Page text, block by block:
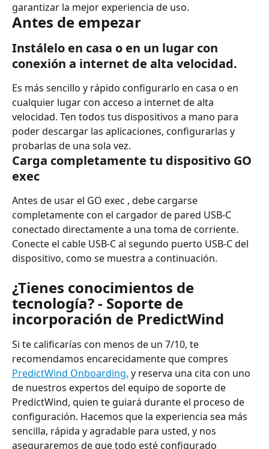
garantizar la mejor experiencia de uso.
Antes de empezar
Instálelo en casa o en un lugar con
conexión a internet de alta velocidad.
Es más sencillo y rápido configurarlo en casa o en
cualquier lugar con acceso a internet de alta
velocidad. Ten todos tus dispositivos a mano para
poder descargar las aplicaciones, configurarlas y
probarlas de una sola vez.
Carga completamente tu dispositivo GO
exec
Antes de usar el GO exec , debe cargarse
completamente con el cargador de pared USB-C
conectado directamente a una toma de corriente.
Conecte el cable USB-C al segundo puerto USB-C del
dispositivo, como se muestra a continuación.
¿Tienes conocimientos de
tecnología? - Soporte de
incorporación de PredictWind
Si te calificarías con menos de un 7/10, te
recomendamos encarecidamente que compres
PredictWind Onboarding. y reserva una cita con uno
de nuestros expertos del equipo de soporte de
PredictWind, quien te guiará durante el proceso de
configuración. Hacemos que la experiencia sea más
sencilla, rápida y agradable para usted, y nos
aseguraremos de que todo esté configurado